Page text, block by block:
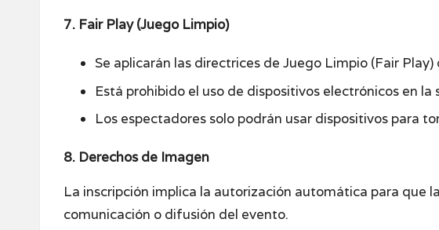
7. Fair Play (Juego Limpio)
Se aplicarán las directrices de Juego Limpio (Fair Play)
Está prohibido el uso de dispositivos electrónicos en
Los espectadores solo podrán usar dispositivos para
8. Derechos de Imagen
La inscripción implica la autorización automática para que
comunicación o difusión del evento.